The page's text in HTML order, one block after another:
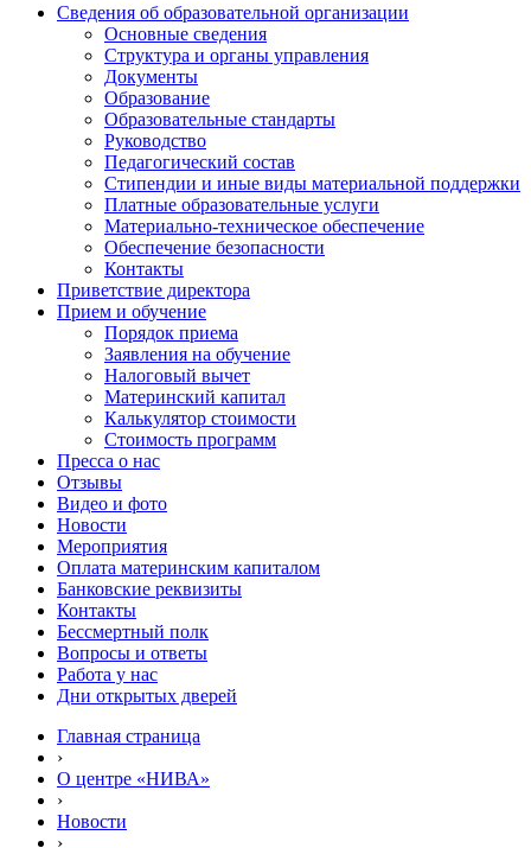
Сведения об образовательной организации
Основные сведения
Структура и органы управления
Документы
Образование
Образовательные стандарты
Руководство
Педагогический состав
Стипендии и иные виды материальной поддержки
Платные образовательные услуги
Материально-техническое обеспечение
Обеспечение безопасности
Контакты
Приветствие директора
Прием и обучение
Порядок приема
Заявления на обучение
Налоговый вычет
Материнский капитал
Калькулятор стоимости
Стоимость программ
Пресса о нас
Отзывы
Видео и фото
Новости
Мероприятия
Оплата материнским капиталом
Банковские реквизиты
Контакты
Бессмертный полк
Вопросы и ответы
Работа у нас
Дни открытых дверей
Главная страница
›
О центре «НИВА»
›
Новости
›